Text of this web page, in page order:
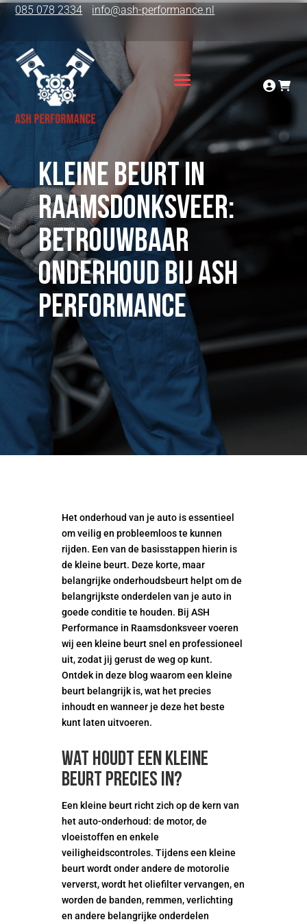
085 078 2334 info@ash-performance.nl
Kleine beurt in
Raamsdonksveer:
Betrouwbaar
onderhoud bij ASH
Performance
Het onderhoud van je auto is essentieel
om veilig en probleemloos te kunnen
rijden. Een van de basisstappen hierin is
de kleine beurt. Deze korte, maar
belangrijke onderhoudsbeurt helpt om de
belangrijkste onderdelen van je auto in
goede conditie te houden. Bij ASH
Performance in Raamsdonksveer voeren
wij een kleine beurt snel en professioneel
uit, zodat jij gerust de weg op kunt.
Ontdek in deze blog waarom een kleine
beurt belangrijk is, wat het precies
inhoudt en wanneer je deze het beste
kunt laten uitvoeren.
Wat houdt een kleine
beurt precies in?
Een kleine beurt richt zich op de kern van
het auto-onderhoud: de motor, de
vloeistoffen en enkele
veiligheidscontroles. Tijdens een kleine
beurt wordt onder andere de motorolie
ververst, wordt het oliefilter vervangen, en
worden de banden, remmen, verlichting
en andere belangrijke onderdelen